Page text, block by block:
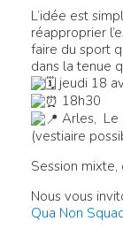
L’idée est
réapproprier
faire du sport
dans la tenue
jeudi 18
18h30
Arles, Le
(vestiaire
Session mixte,
Nous vous
Qua Non